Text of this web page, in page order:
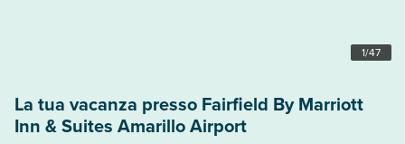
1/47
La tua vacanza presso Fairfield By Marriott
Inn & Suites Amarillo Airport